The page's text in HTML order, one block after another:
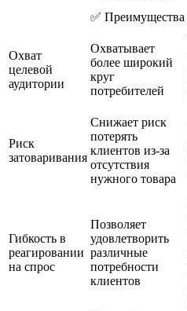
✅ Преимущества
Охват
целевой
аудитории
Охватывает
более широкий
круг
потребителей
Риск
затоваривания
Снижает риск
потерять
клиентов из-за
отсутствия
нужного товара
Гибкость в
реагировании
на спрос
Позволяет
удовлетворить
различные
потребности
клиентов